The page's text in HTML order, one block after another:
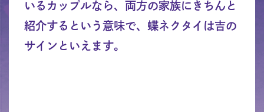
いるカップルなら、両方の家族にきちんと
紹介するという意味で、蝶ネクタイは吉の
サインといえます。